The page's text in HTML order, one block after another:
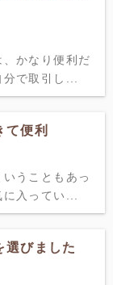
かなり便利だ
で取引し...
て便利
うこともあっ
入ってい...
選びました